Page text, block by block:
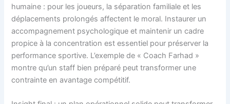
humaine : pour les joueurs, la séparation familiale et les
déplacements prolongés affectent le moral. Instaurer un
accompagnement psychologique et maintenir un cadre
propice à la concentration est essentiel pour préserver la
performance sportive. L’exemple de « Coach Farhad »
montre qu’un staff bien préparé peut transformer une
contrainte en avantage compétitif.